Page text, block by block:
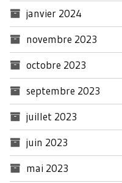
janvier 2024
novembre 2023
octobre 2023
septembre 2023
juillet 2023
juin 2023
mai 2023